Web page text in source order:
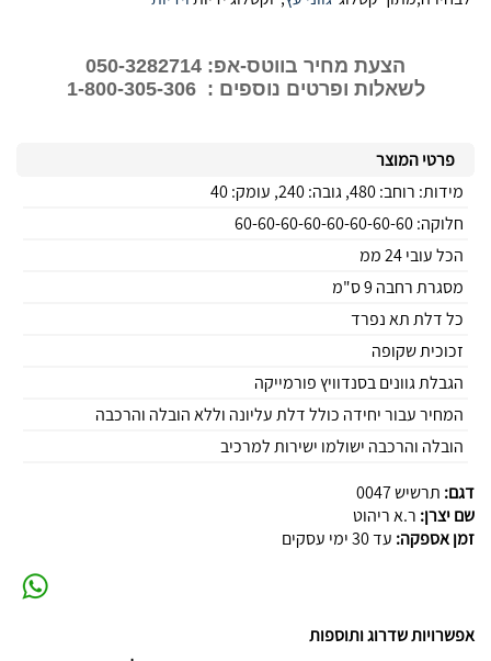
הצעת מחיר בווטס-אפ: 050-3282714
לשאלות ופרטים נוספים : 1-800-305-306
פרטי המוצר
מידות: רוחב: 480, גובה: 240, עומק: 40
חלוקה: 60-60-60-60-60-60-60-60
הכל עובי 24 ממ
מסגרת רחבה 9 ס"מ
כל דלת תא נפרד
זכוכית שקופה
הגבלת גוונים בסנדוויץ פורמייקה
המחיר עבור יחידה כולל דלת עליונה וללא הובלה והרכבה
הובלה והרכבה ישולמו ישירות למרכיב
דגם: תרשיש 0047
שם יצרן: ר.א ריהוט
זמן אספקה: עד 30 ימי עסקים
אפשרויות שדרוג ותוספות